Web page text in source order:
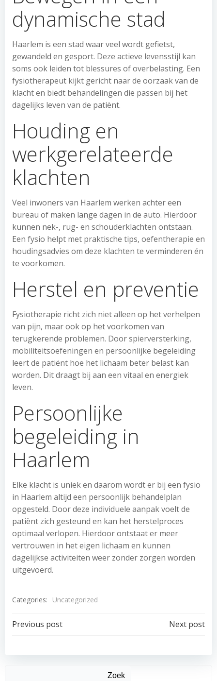
dynamische stad
Haarlem is een stad waar veel wordt gefietst,
gewandeld en gesport. Deze actieve levensstijl kan
soms ook leiden tot blessures of overbelasting. Een
fysiotherapeut kijkt gericht naar de oorzaak van de
klacht en biedt behandelingen die passen bij het
dagelijks leven van de patiënt.
Houding en
werkgerelateerde
klachten
Veel inwoners van Haarlem werken achter een
bureau of maken lange dagen in de auto. Hierdoor
kunnen nek-, rug- en schouderklachten ontstaan.
Een fysio helpt met praktische tips, oefentherapie en
houdingsadvies om deze klachten te verminderen én
te voorkomen.
Herstel en preventie
Fysiotherapie richt zich niet alleen op het verhelpen
van pijn, maar ook op het voorkomen van
terugkerende problemen. Door spierversterking,
mobiliteitsoefeningen en persoonlijke begeleiding
leert de patiënt hoe het lichaam beter belast kan
worden. Dit draagt bij aan een vitaal en energiek
leven.
Persoonlijke
begeleiding in
Haarlem
Elke klacht is uniek en daarom wordt er bij een fysio
in Haarlem altijd een persoonlijk behandelplan
opgesteld. Door deze individuele aanpak voelt de
patiënt zich gesteund en kan het herstelproces
optimaal verlopen. Hierdoor ontstaat er meer
vertrouwen in het eigen lichaam en kunnen
dagelijkse activiteiten weer zonder zorgen worden
uitgevoerd.
Categories: Uncategorized
Post
navigation
Previous post
navigation
Next post
Zoek